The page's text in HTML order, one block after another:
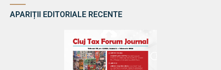
APARIȚII EDITORIALE RECENTE